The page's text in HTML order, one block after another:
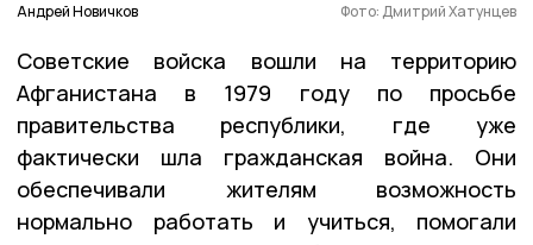
Андрей Новичков Фото: Дмитрий Хатунцев
Советские войска вошли на территорию
Афганистана в 1979 году по просьбе
правительства республики, где уже
фактически шла гражданская война. Они
обеспечивали жителям возможность
нормально работать и учиться, помогали